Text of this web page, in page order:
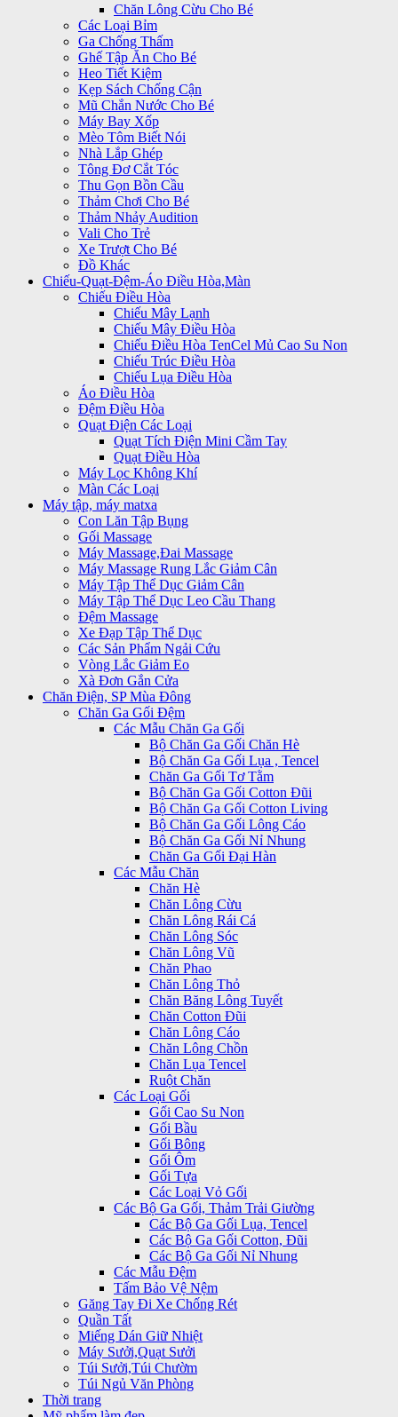
Chăn Lông Cừu Cho Bé
Các Loại Bỉm
Ga Chống Thấm
Ghế Tập Ăn Cho Bé
Heo Tiết Kiệm
Kẹp Sách Chống Cận
Mũ Chắn Nước Cho Bé
Máy Bay Xốp
Mèo Tôm Biết Nói
Nhà Lắp Ghép
Tông Đơ Cắt Tóc
Thu Gọn Bồn Cầu
Thảm Chơi Cho Bé
Thảm Nhảy Audition
Vali Cho Trẻ
Xe Trượt Cho Bé
Đồ Khác
Chiếu-Quạt-Đệm-Áo Điều Hòa,Màn
Chiếu Điều Hòa
Chiếu Mây Lạnh
Chiếu Mây Điều Hòa
Chiếu Điều Hòa TenCel Mủ Cao Su Non
Chiếu Trúc Điều Hòa
Chiếu Lụa Điều Hòa
Áo Điều Hòa
Đệm Điều Hòa
Quạt Điện Các Loại
Quạt Tích Điện Mini Cầm Tay
Quạt Điều Hòa
Máy Lọc Không Khí
Màn Các Loại
Máy tập, máy matxa
Con Lăn Tập Bụng
Gối Massage
Máy Massage,Đai Massage
Máy Massage Rung Lắc Giảm Cân
Máy Tập Thể Dục Giảm Cân
Máy Tập Thể Dục Leo Cầu Thang
Đệm Massage
Xe Đạp Tập Thể Dục
Các Sản Phẩm Ngải Cứu
Vòng Lắc Giảm Eo
Xà Đơn Gắn Cửa
Chăn Điện, SP Mùa Đông
Chăn Ga Gối Đệm
Các Mẫu Chăn Ga Gối
Bộ Chăn Ga Gối Chăn Hè
Bộ Chăn Ga Gối Lụa , Tencel
Chăn Ga Gối Tơ Tằm
Bộ Chăn Ga Gối Cotton Đũi
Bộ Chăn Ga Gối Cotton Living
Bộ Chăn Ga Gối Lông Cáo
Bộ Chăn Ga Gối Nỉ Nhung
Chăn Ga Gối Đại Hàn
Các Mẫu Chăn
Chăn Hè
Chăn Lông Cừu
Chăn Lông Rái Cá
Chăn Lông Sóc
Chăn Lông Vũ
Chăn Phao
Chăn Lông Thỏ
Chăn Băng Lông Tuyết
Chăn Cotton Đũi
Chăn Lông Cáo
Chăn Lông Chồn
Chăn Lụa Tencel
Ruột Chăn
Các Loại Gối
Gối Cao Su Non
Gối Bầu
Gối Bông
Gối Ôm
Gối Tựa
Các Loại Vỏ Gối
Các Bộ Ga Gối, Thảm Trải Giường
Các Bộ Ga Gối Lụa, Tencel
Các Bộ Ga Gối Cotton, Đũi
Các Bộ Ga Gối Nỉ Nhung
Các Mẫu Đệm
Tấm Bảo Vệ Nệm
Găng Tay Đi Xe Chống Rét
Quần Tất
Miếng Dán Giữ Nhiệt
Máy Sưởi,Quạt Sưởi
Túi Sưởi,Túi Chườm
Túi Ngủ Văn Phòng
Thời trang